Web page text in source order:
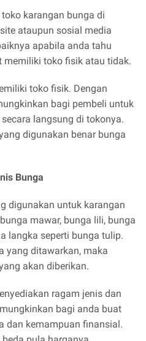
karangan bunga di
ataupun sosial media
apabila anda tahu
memiliki toko fisik atau tidak.
toko fisik. Dengan
bagi pembeli untuk
langsung di tokonya.
digunakan benar bunga
Bunga
digunakan untuk karangan
mawar, bunga lili, bunga
langka seperti bunga tulip.
yang ditawarkan, maka
akan diberikan.
ragam jenis dan
bagi anda buat
dan kemampuan finansial.